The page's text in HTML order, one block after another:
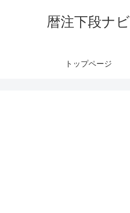
暦注下段ナビ
トップページ